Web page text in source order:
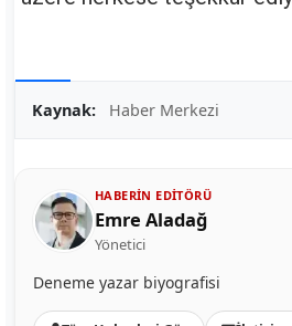
Kaynak: Haber Merkezi
HABERIN EDITÖRÜ
Emre Aladağ
Yönetici
Deneme yazar biyografisi